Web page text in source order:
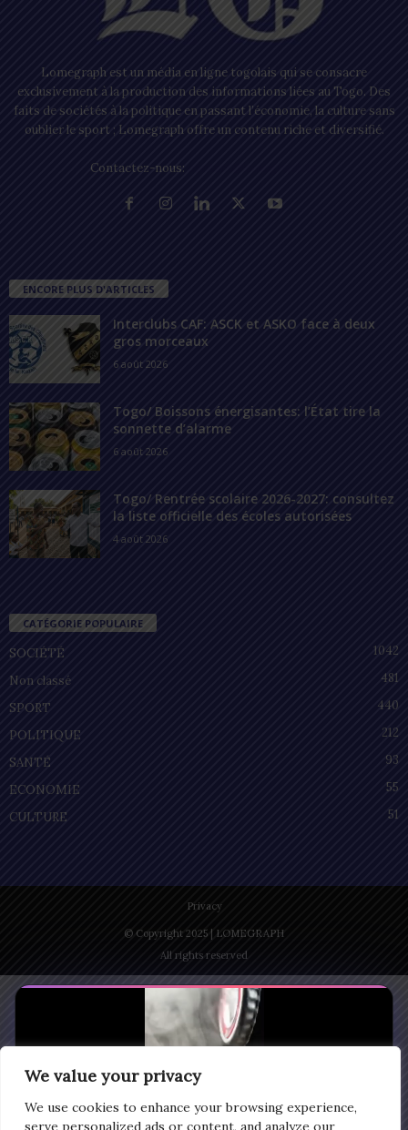
We value your privacy
We use cookies to enhance your browsing experience,
serve personalized ads or content, and analyze our
Lomegraph est un média en ligne togolais qui se consacre
exclusivement à la production des informations liées au Togo. Des
faits de sociétés à la politique en passant l’économie, la culture sans
oublier le sport ; Lomegraph offre un contenu riche et diversifié.
Contactez-nous:
ENCORE PLUS D'ARTICLES
Interclubs CAF: ASCK et ASKO face à deux
gros morceaux
6 août 2026
Togo/ Boissons énergisantes: l’État tire la
sonnette d’alarme
6 août 2026
Togo/ Rentrée scolaire 2026-2027: consultez
la liste officielle des écoles autorisées
4 août 2026
CATÉGORIE POPULAIRE
SOCIÉTÉ
1042
Non classé
481
SPORT
440
POLITIQUE
212
SANTÉ
93
ECONOMIE
55
CULTURE
51
Privacy
© Copyright 2025 | LOMEGRAPH
All rights reserved